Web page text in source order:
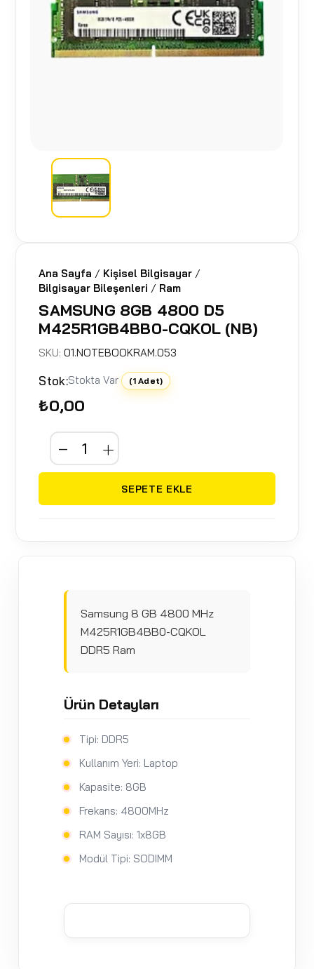
Ana Sayfa / Kişisel Bilgisayar /
Bilgisayar Bileşenleri / Ram
SAMSUNG 8GB 4800 D5
M425R1GB4BB0-CQKOL (NB)
SKU:01.NOTEBOOKRAM.053
Stok:Stokta Var (1 Adet)
₺0,00
SEPETE EKLE
Samsung 8 GB 4800 MHz
M425R1GB4BB0-CQKOL
DDR5 Ram
Ürün Detayları
Tipi: DDR5
Kullanım Yeri: Laptop
Kapasite: 8GB
Frekans: 4800MHz
RAM Sayısı: 1x8GB
Modül Tipi: SODIMM